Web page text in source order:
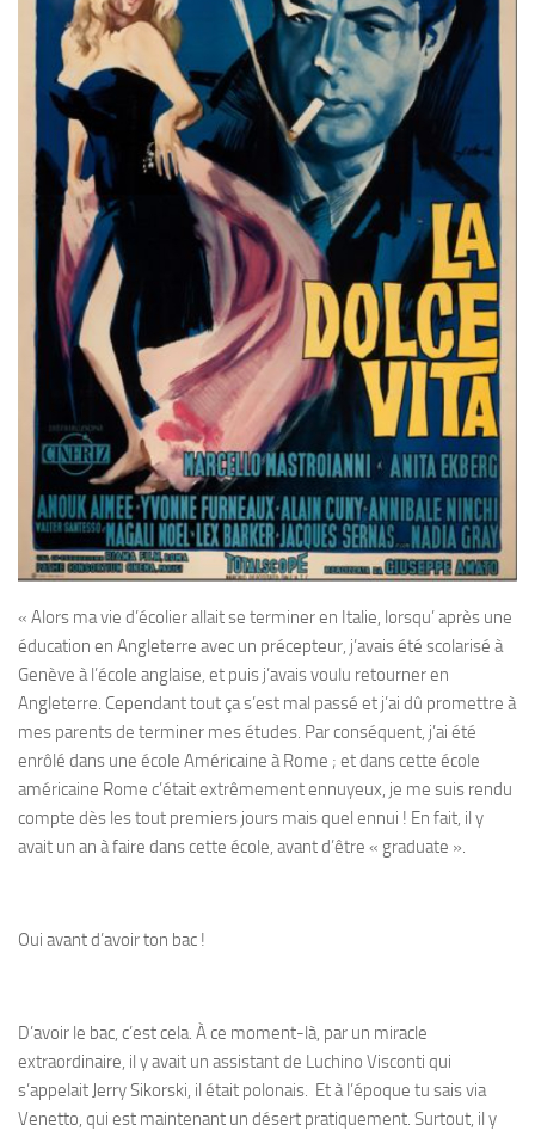
« Alors ma vie d’écolier allait se terminer en Italie, lorsqu’ après une
éducation en Angleterre avec un précepteur, j’avais été scolarisé à
Genève à l’école anglaise, et puis j’avais voulu retourner en
Angleterre. Cependant tout ça s’est mal passé et j’ai dû promettre à
mes parents de terminer mes études. Par conséquent, j’ai été
enrôlé dans une école Américaine à Rome ; et dans cette école
américaine Rome c’était extrêmement ennuyeux, je me suis rendu
compte dès les tout premiers jours mais quel ennui ! En fait, il y
avait un an à faire dans cette école, avant d’être « graduate ».
Oui avant d’avoir ton bac !
D’avoir le bac, c’est cela. À ce moment-là, par un miracle
extraordinaire, il y avait un assistant de Luchino Visconti qui
s’appelait Jerry Sikorski, il était polonais. Et à l’époque tu sais via
Venetto, qui est maintenant un désert pratiquement. Surtout, il y